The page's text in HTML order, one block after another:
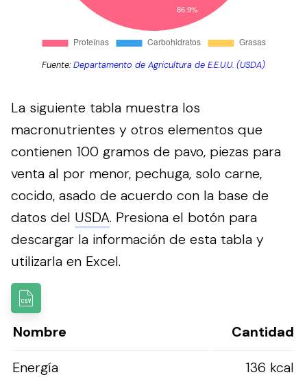
Fuente:Departamento de Agricultura de E.E.U.U. (USDA)
La siguiente tabla muestra los
macronutrientes y otros elementos que
contienen 100 gramos de pavo, piezas para
venta al por menor, pechuga, solo carne,
cocido, asado de acuerdo con la base de
datos del USDA. Presiona el botón para
descargar la información de esta tabla y
utilizarla en Excel.
Nombre
Cantidad
Energía
136 kcal